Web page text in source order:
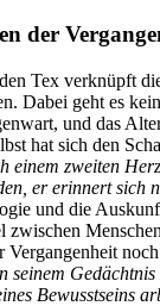
der
Tex verknüpft
Dabei geht es
und das
hat sich den
einem zweiten
er erinnert
und die
Vergangenheit
seinem
Bewusstseins